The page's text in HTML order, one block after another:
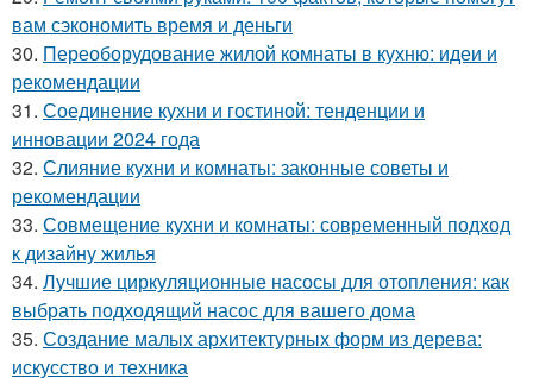
вам сэкономить время и деньги
30. Переоборудование жилой комнаты в кухню: идеи и
рекомендации
31. Соединение кухни и гостиной: тенденции и
инновации 2024 года
32. Слияние кухни и комнаты: законные советы и
рекомендации
33. Совмещение кухни и комнаты: современный подход
к дизайну жилья
34. Лучшие циркуляционные насосы для отопления: как
выбрать подходящий насос для вашего дома
35. Создание малых архитектурных форм из дерева:
искусство и техника